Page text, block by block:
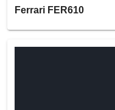
Ferrari FER610